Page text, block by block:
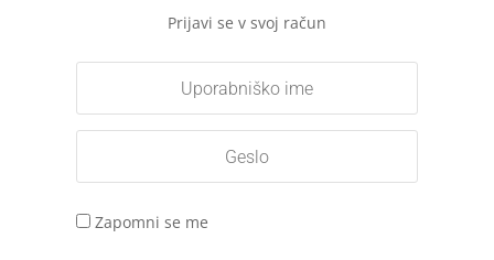
Prijavi se v svoj račun
Zapomni se me